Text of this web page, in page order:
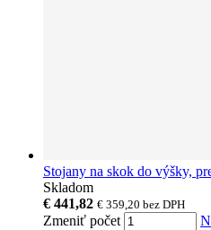
Stojany na skok do výšky,
Skladom
€ 441,82 € 359,20 bez DPH
Zmeniť počet